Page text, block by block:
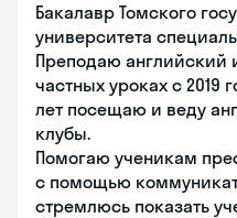
Бакалавр Томского
университета
Преподаю английский
частных уроках с 2019
лет посещаю и веду
клубы.
Помогаю ученикам
с помощью
стремлюсь показать